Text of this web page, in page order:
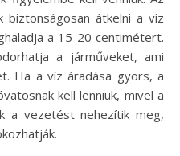
biztonságosan átkelni a víz
a 15-20 centimétert.
a járműveket, ami
Ha a víz áradása gyors, a
kell lenniük, mivel a
a vezetést nehezítik meg,